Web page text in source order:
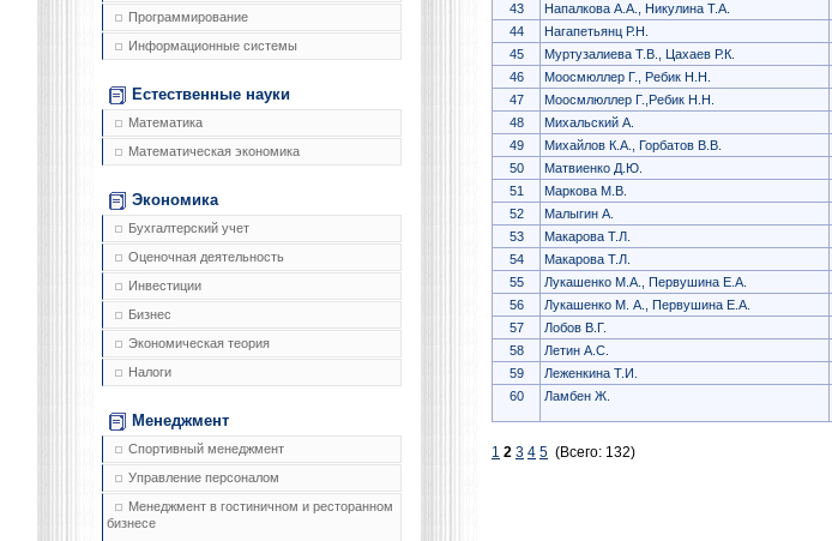
Программирование
Информационные системы
Естественные науки
Математика
Математическая экономика
Экономика
Бухгалтерский учет
Оценочная деятельность
Инвестиции
Бизнес
Экономическая теория
Налоги
Менеджмент
Спортивный менеджмент
Управление персоналом
Менеджмент в гостиничном и ресторанном
бизнесе
43
Напалкова А.А., Никулина Т.А.
44
Нагапетьянц Р.Н.
45
Муртузалиева Т.В., Цахаев Р.К.
46
Моосмюллер Г., Ребик Н.Н.
47
Моосмлюллер Г.,Ребик Н.Н.
48
Михальский А.
49
Михайлов К.А., Горбатов В.В.
50
Матвиенко Д.Ю.
51
Маркова М.В.
52
Малыгин А.
53
Макарова Т.Л.
54
Макарова Т.Л.
55
Лукашенко М.А., Первушина Е.А.
56
Лукашенко М. А., Первушина Е.А.
57
Лобов В.Г.
58
Летин А.С.
59
Леженкина Т.И.
60
Ламбен Ж.
1 2 3 4 5 (Всего: 132)